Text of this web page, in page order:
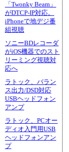
「Twonky Beam」
がDTCP-IP対応。
iPhoneで地デジ番
組視聴
ソニーBDレコーダ
がiOS機器でのスト
リーミング視聴対
応へ
ラトック、バラン
ス出力/DSD対応
USBヘッドフォン
アンプ
ラトック、PCオー
ディオ入門用USB
ヘッドフォンアン
プ